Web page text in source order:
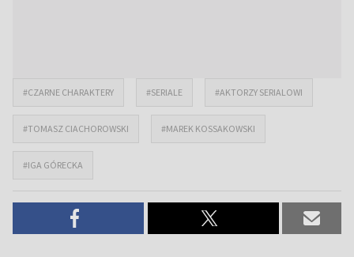
#CZARNE CHARAKTERY #SERIALE #AKTORZY SERIALOWI
#TOMASZ CIACHOROWSKI #MAREK KOSSAKOWSKI
#IGA GÓRECKA